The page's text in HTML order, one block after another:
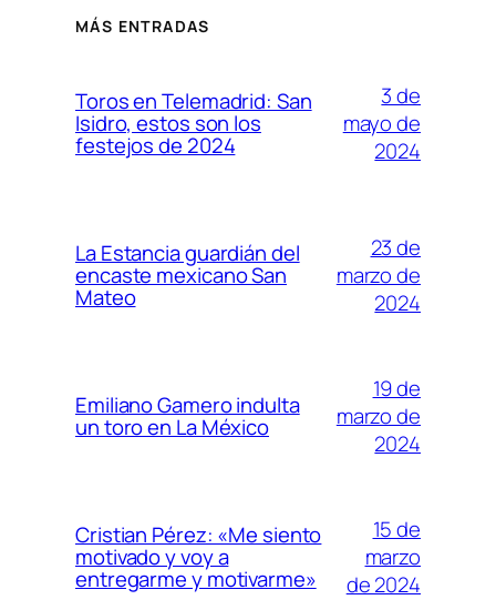
MÁS ENTRADAS
Toros en Telemadrid: San
Isidro, estos son los
festejos de 2024
3 de
mayo de
2024
La Estancia guardián del
encaste mexicano San
Mateo
23 de
marzo de
2024
Emiliano Gamero indulta
un toro en La México
19 de
marzo de
2024
Cristian Pérez: «Me siento
motivado y voy a
entregarme y motivarme»
15 de
marzo
de 2024